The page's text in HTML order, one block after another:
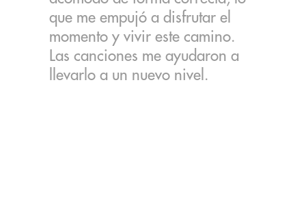
que me empujó a disfrutar el
momento y vivir este camino.
Las canciones me ayudaron a
llevarlo a un nuevo nivel.